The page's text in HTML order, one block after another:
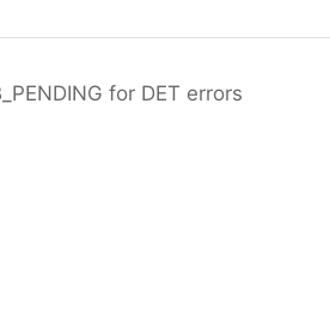
for DET errors